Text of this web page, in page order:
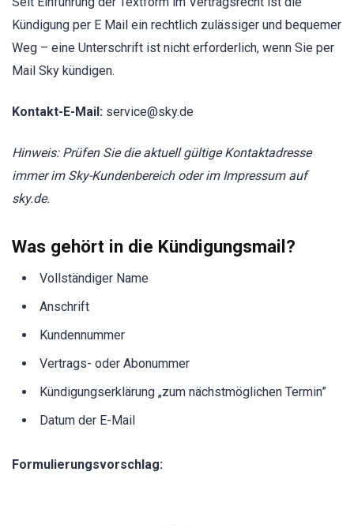
Kündigung per E Mail ein rechtlich zulässiger und bequemer
Weg – eine Unterschrift ist nicht erforderlich, wenn Sie per
Mail Sky kündigen.
Kontakt-E-Mail: service@sky.de
Hinweis: Prüfen Sie die aktuell gültige Kontaktadresse
immer im Sky-Kundenbereich oder im Impressum auf
sky.de.
Was gehört in die Kündigungsmail?
Vollständiger Name
Anschrift
Kundennummer
Vertrags- oder Abonummer
Kündigungserklärung „zum nächstmöglichen Termin”
Datum der E-Mail
Formulierungsvorschlag: